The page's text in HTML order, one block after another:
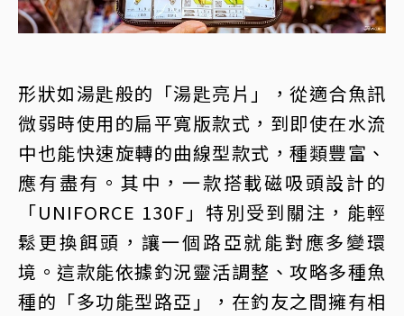
形狀如湯匙般的「湯匙亮片」，從適合魚訊
微弱時使用的扁平寬版款式，到即使在水流
中也能快速旋轉的曲線型款式，種類豐富、
應有盡有。其中，一款搭載磁吸頭設計的
「UNIFORCE 130F」特別受到關注，能輕
鬆更換餌頭，讓一個路亞就能對應多變環
境。這款能依據釣況靈活調整、攻略多種魚
種的「多功能型路亞」，在釣友之間擁有相